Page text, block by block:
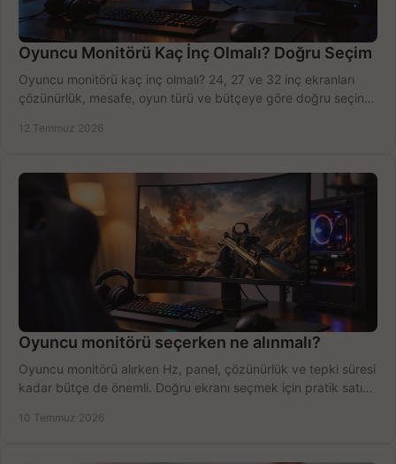
Oyuncu Monitörü Kaç İnç Olmalı? Doğru Seçim
Oyuncu monitörü kaç inç olmalı? 24, 27 ve 32 inç ekranları
çözünürlük, mesafe, oyun türü ve bütçeye göre doğru seçin,
12 Temmuz 2026
Oyuncu monitörü seçerken ne alınmalı?
Oyuncu monitörü alırken Hz, panel, çözünürlük ve tepki süresi
kadar bütçe de önemli. Doğru ekranı seçmek için pratik satın
10 Temmuz 2026